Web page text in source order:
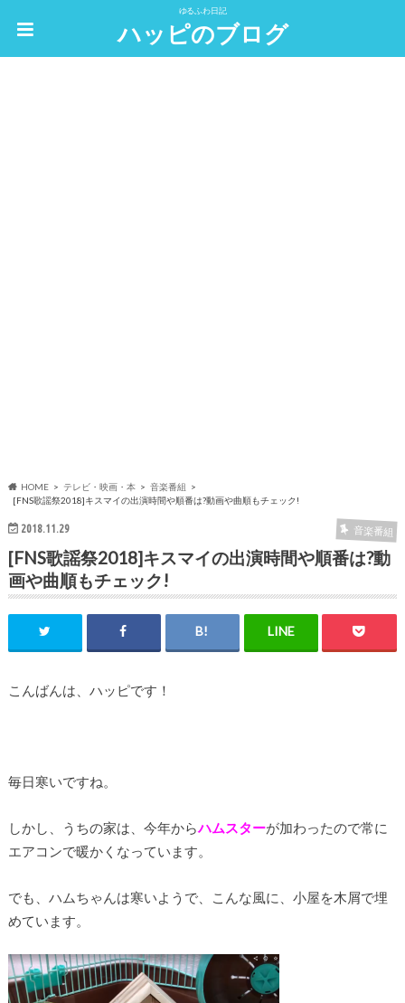
ゆるふわ日記
ハッピのブログ
HOME テレビ・映画・本
音楽番組
[FNS歌謡祭2018]キスマイの出演時間や順番は?動画や曲順もチェック!
2018.11.29 音楽番組
[FNS歌謡祭2018]キスマイの出演時間や順番は?動
画や曲順もチェック!
こんばんは、ハッピです！
毎日寒いですね。
しかし、うちの家は、今年からハムスターが加わったので常に
エアコンで暖かくなっています。
でも、ハムちゃんは寒いようで、こんな風に、小屋を木屑で埋
めています。